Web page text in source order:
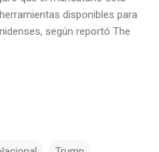
disponibles para
según reportó The